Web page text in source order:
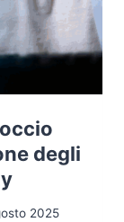
degli
2025